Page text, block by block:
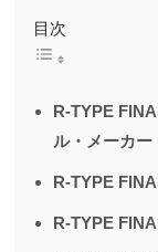
目次
R-TYPE
ル・メーカー
R-TYPE
R-TYPE